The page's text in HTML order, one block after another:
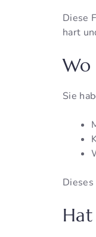
Diese
hart
Wo
Sie